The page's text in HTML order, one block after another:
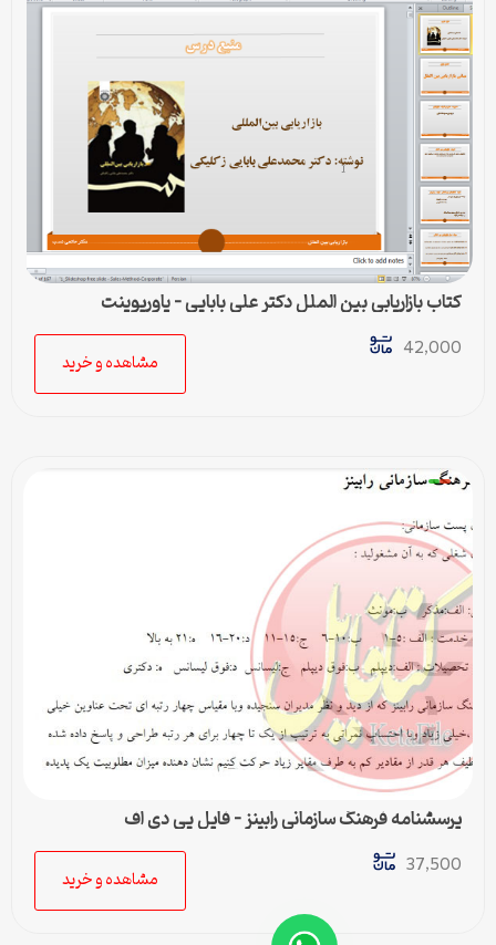
کتاب بازاریابی بین الملل دکتر علی بابایی – پاورپوینت
42,000
مشاهده و خرید
پرسشنامه فرهنگ سازمانی رابينز – فایل پی دی اف
37,500
مشاهده و خرید